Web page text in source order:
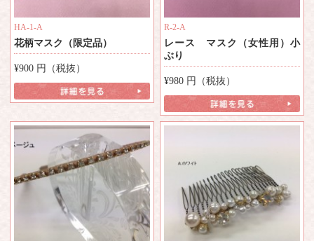
HA-1-A
花柄マスク（限定品）
¥900 円（税抜）
R-2-A
レース マスク（女性用）小
ぶり
¥980 円（税抜）